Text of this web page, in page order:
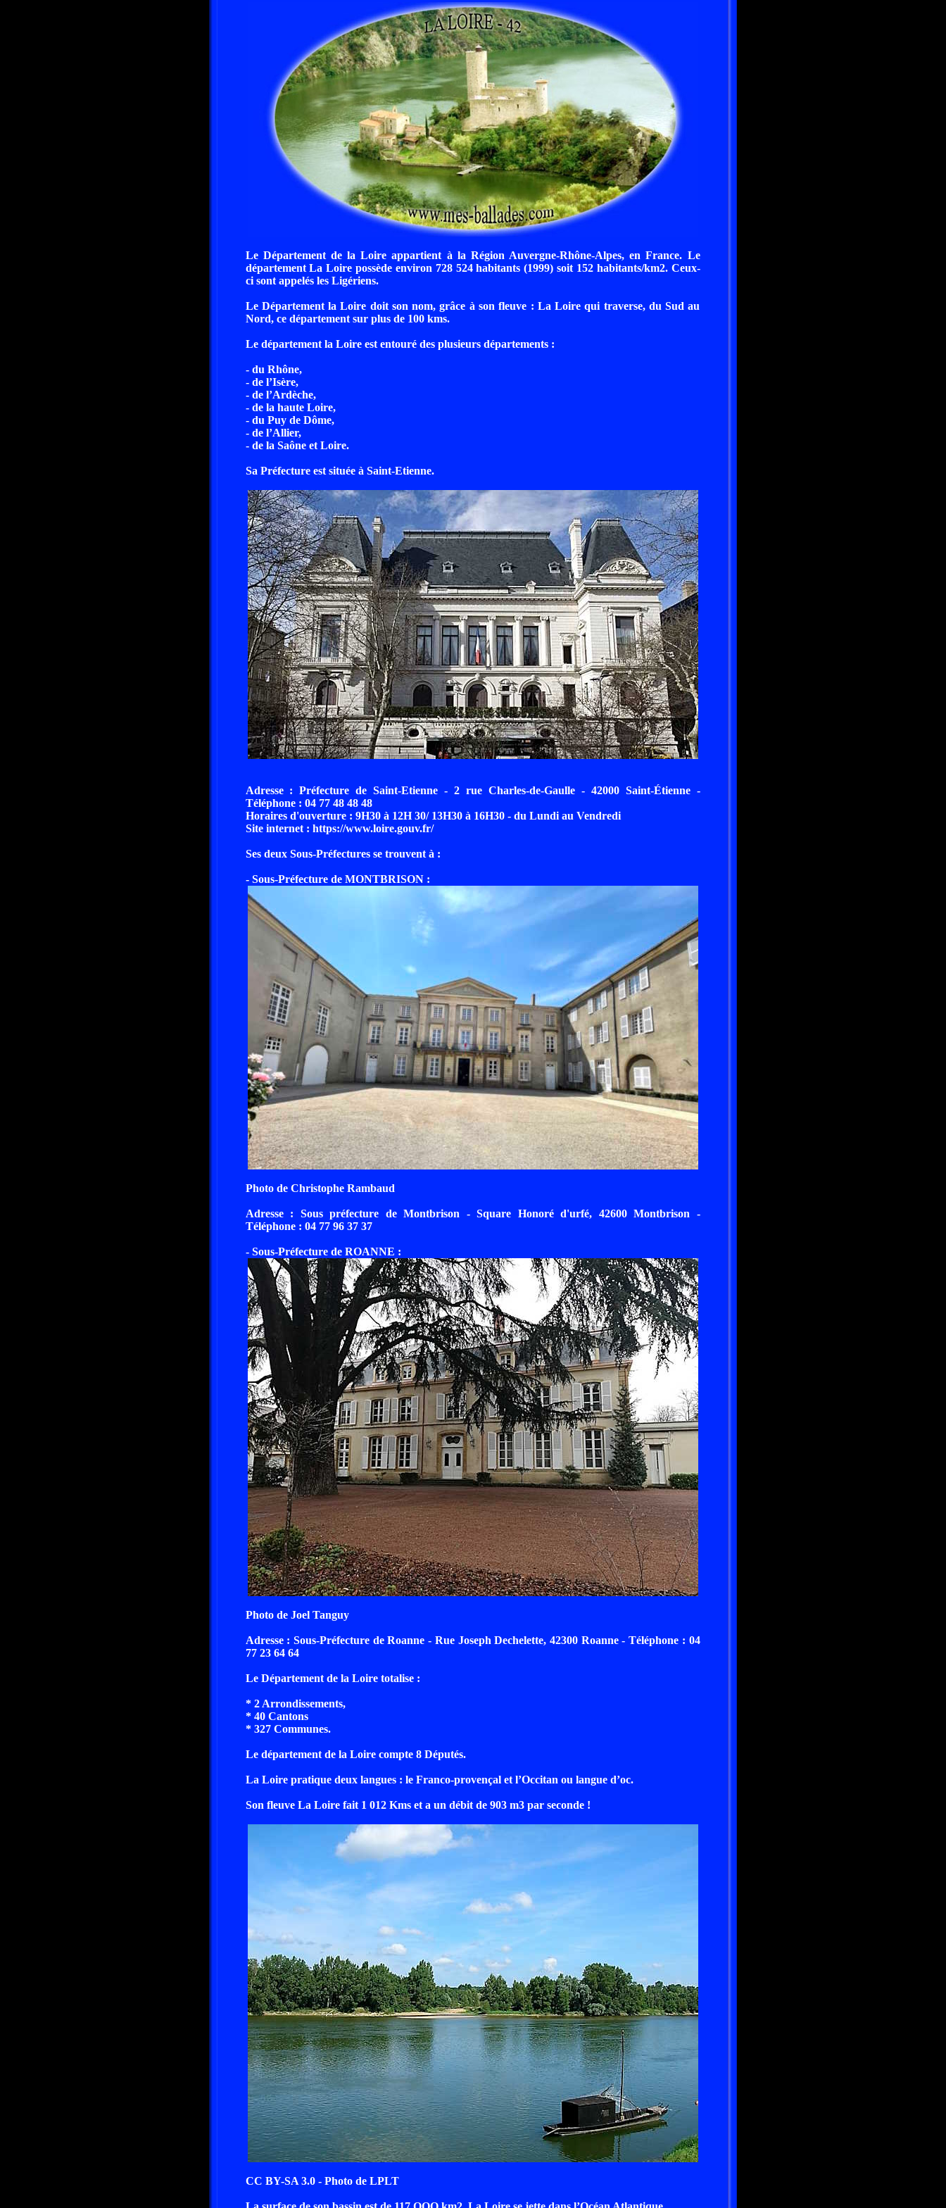
Le Département de la Loire appartient à la Région Auvergne-Rhône-Alpes, en France. Le
département La Loire possède environ 728 524 habitants (1999) soit 152 habitants/km2. Ceux-
ci sont appelés les Ligériens.
Le Département la Loire doit son nom, grâce à son fleuve : La Loire qui traverse, du Sud au
Nord, ce département sur plus de 100 kms.
Le département la Loire est entouré des plusieurs départements :
- du Rhône,
- de l’Isère,
- de l’Ardèche,
- de la haute Loire,
- du Puy de Dôme,
- de l’Allier,
- de la Saône et Loire.
Sa Préfecture est située à Saint-Etienne.
Adresse : Préfecture de Saint-Etienne - 2 rue Charles-de-Gaulle - 42000 Saint-Étienne -
Téléphone : 04 77 48 48 48
Horaires d'ouverture : 9H30 à 12H 30/ 13H30 à 16H30 - du Lundi au Vendredi
Site internet : https://www.loire.gouv.fr/
Ses deux Sous-Préfectures se trouvent à :
- Sous-Préfecture de MONTBRISON :
Photo de Christophe Rambaud
Adresse : Sous préfecture de Montbrison - Square Honoré d'urfé, 42600 Montbrison -
Téléphone : 04 77 96 37 37
- Sous-Préfecture de ROANNE :
Photo de Joel Tanguy
Adresse : Sous-Préfecture de Roanne - Rue Joseph Dechelette, 42300 Roanne - Téléphone : 04
77 23 64 64
Le Département de la Loire totalise :
* 2 Arrondissements,
* 40 Cantons
* 327 Communes.
Le département de la Loire compte 8 Députés.
La Loire pratique deux langues : le Franco-provençal et l’Occitan ou langue d’oc.
Son fleuve La Loire fait 1 012 Kms et a un débit de 903 m3 par seconde !
CC BY-SA 3.0 - Photo de LPLT